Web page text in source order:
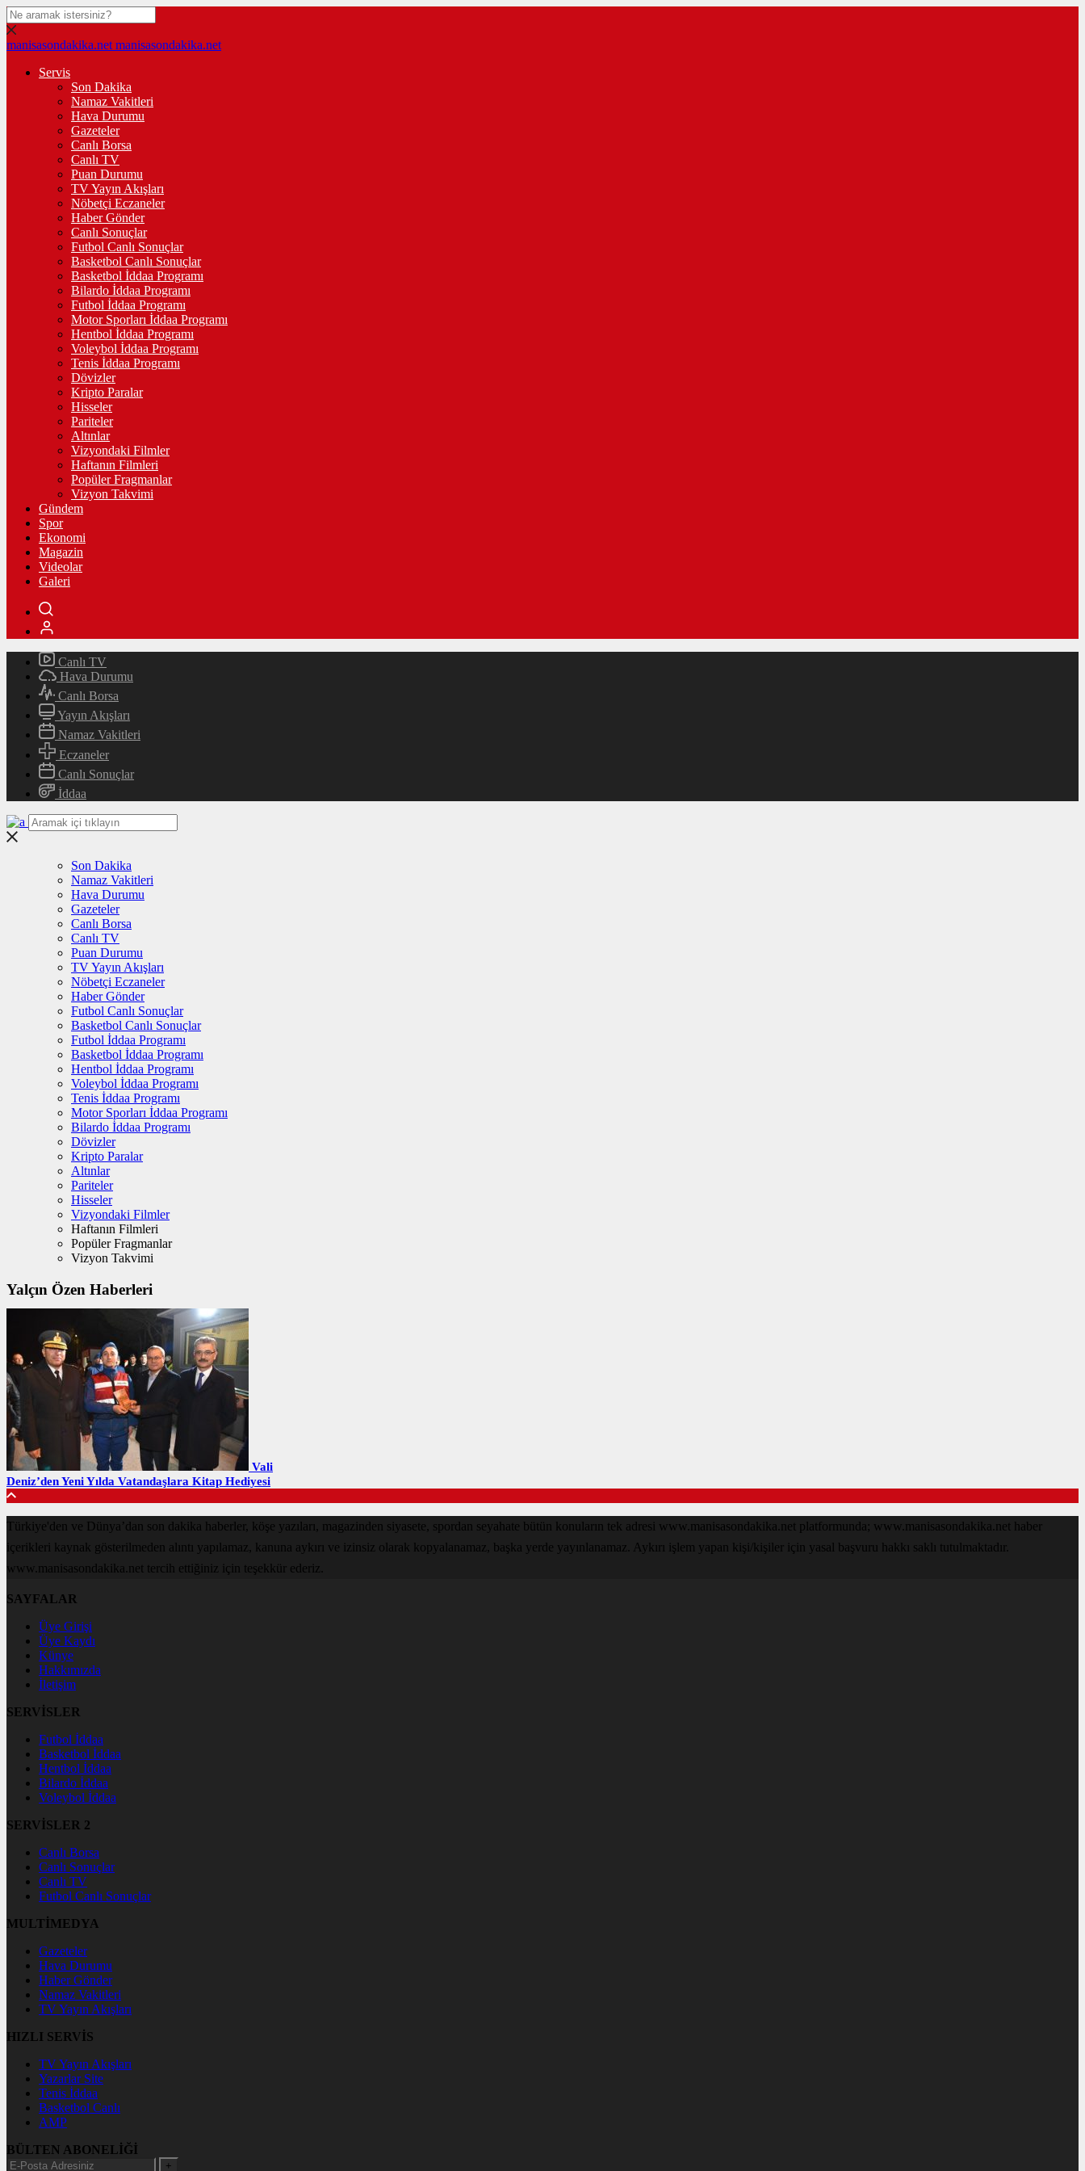
manisasondakika.net manisasondakika.net
Servis
Son Dakika
Namaz Vakitleri
Hava Durumu
Gazeteler
Canlı Borsa
Canlı TV
Puan Durumu
TV Yayın Akışları
Nöbetçi Eczaneler
Haber Gönder
Canlı Sonuçlar
Futbol Canlı Sonuçlar
Basketbol Canlı Sonuçlar
Basketbol İddaa Programı
Bilardo İddaa Programı
Futbol İddaa Programı
Motor Sporları İddaa Programı
Hentbol İddaa Programı
Voleybol İddaa Programı
Tenis İddaa Programı
Dövizler
Kripto Paralar
Hisseler
Pariteler
Altınlar
Vizyondaki Filmler
Haftanın Filmleri
Popüler Fragmanlar
Vizyon Takvimi
Gündem
Spor
Ekonomi
Magazin
Videolar
Galeri
Canlı TV
Hava Durumu
Canlı Borsa
Yayın Akışları
Namaz Vakitleri
Eczaneler
Canlı Sonuçlar
İddaa
Son Dakika
Namaz Vakitleri
Hava Durumu
Gazeteler
Canlı Borsa
Canlı TV
Puan Durumu
TV Yayın Akışları
Nöbetçi Eczaneler
Haber Gönder
Futbol Canlı Sonuçlar
Basketbol Canlı Sonuçlar
Futbol İddaa Programı
Basketbol İddaa Programı
Hentbol İddaa Programı
Voleybol İddaa Programı
Tenis İddaa Programı
Motor Sporları İddaa Programı
Bilardo İddaa Programı
Dövizler
Kripto Paralar
Altınlar
Pariteler
Hisseler
Vizyondaki Filmler
Haftanın Filmleri
Popüler Fragmanlar
Vizyon Takvimi
Yalçın Özen Haberleri
Vali
Deniz’den Yeni Yılda Vatandaşlara Kitap Hediyesi
Türkiye'den ve Dünya’dan son dakika haberler, köşe yazıları, magazinden siyasete, spordan seyahate bütün konuların tek adresi www.manisasondakika.net platformunda; www.manisasondakika.net haber
içerikleri kaynak gösterilmeden alıntı yapılamaz, kanuna aykırı ve izinsiz olarak kopyalanamaz, başka yerde yayınlanamaz. Aykırı işlem yapan kişi/kişiler için yasal başvuru hakkı saklı tutulmaktadır.
www.manisasondakika.net tercih ettiğiniz için teşekkür ederiz.
SAYFALAR
Üye Girişi
Üye Kaydı
Künye
Hakkımızda
İletişim
SERVİSLER
Futbol İddaa
Basketbol İddaa
Hentbol İddaa
Bilardo İddaa
Voleybol İddaa
SERVİSLER 2
Canlı Borsa
Canlı Sonuçlar
Canlı TV
Futbol Canlı Sonuçlar
MULTİMEDYA
Gazeteler
Hava Durumu
Haber Gönder
Namaz Vakitleri
TV Yayın Akışları
HIZLI SERVİS
TV Yayın Akışları
Yazarlar Site
Tenis İddaa
Basketbol Canlı
AMP
BÜLTEN ABONELİĞİ
+